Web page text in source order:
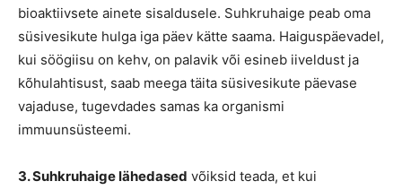
bioaktiivsete ainete sisaldusele. Suhkruhaige peab oma
süsivesikute hulga iga päev kätte saama. Haiguspäevadel,
kui söögiisu on kehv, on palavik või esineb iiveldust ja
kõhulahtisust, saab meega täita süsivesikute päevase
vajaduse, tugevdades samas ka organismi
immuunsüsteemi.
3. Suhkruhaige lähedased võiksid teada, et kui